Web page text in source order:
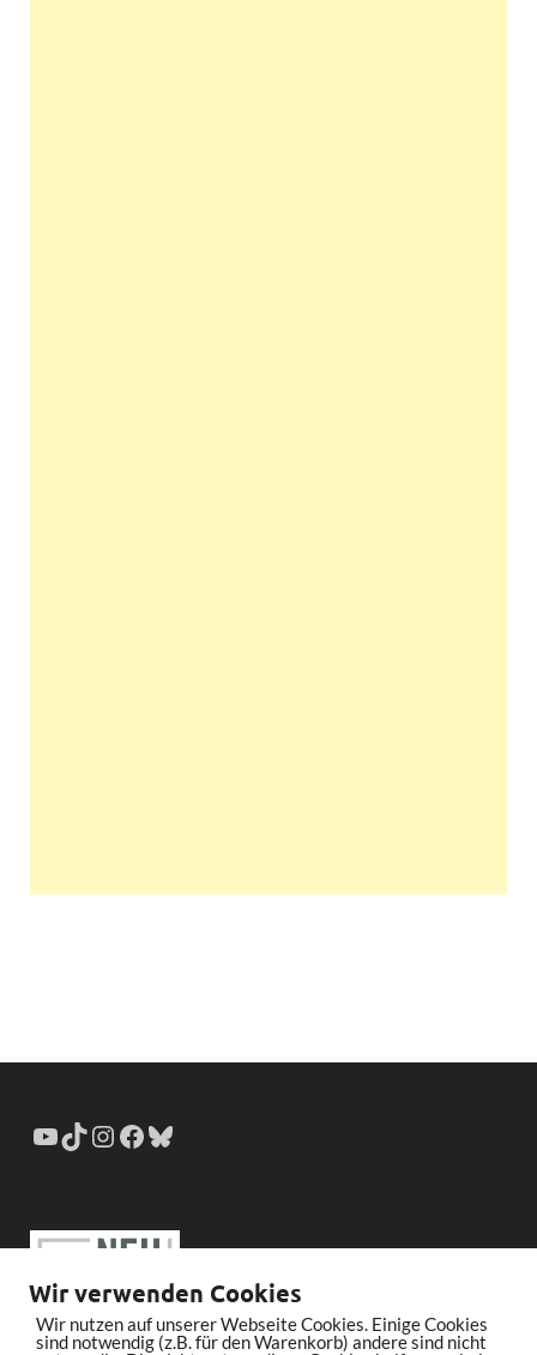
Wir verwenden Cookies
Wir nutzen auf unserer Webseite Cookies. Einige Cookies
sind notwendig (z.B. für den Warenkorb) andere sind nicht